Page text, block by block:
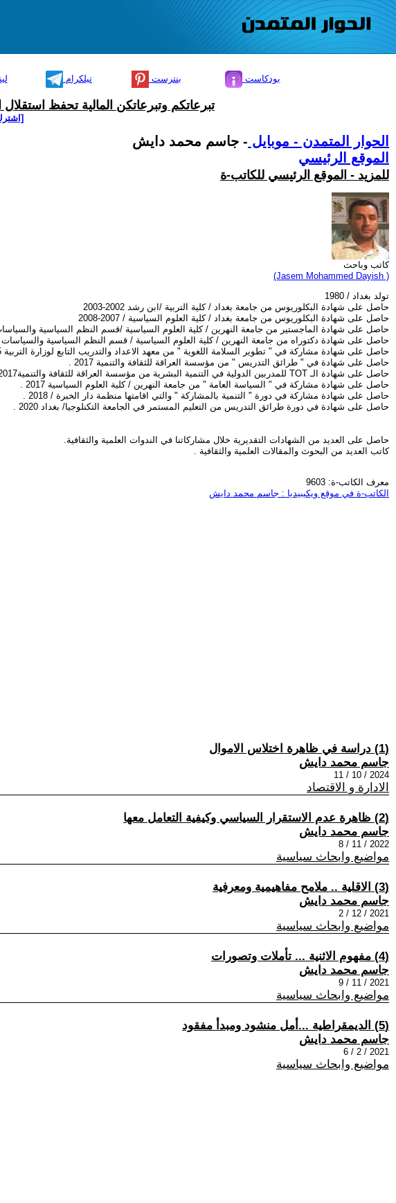
تيلكرام بنترست بودكاست
تبرعاتكم وتبرعاتكن المالية تحفظ
الحوار المتمدن - موبايل - جاسم محمد دايش
الموقع الرئيسي
للمزيد - الموقع الرئيسي للكاتب-ة
كاتب وباحث
(Jasem Mohammed Dayish )
تولد بغداد / 1980
حاصل على شهادة البكلوريوس من جامعة بغداد / كلية التربية /ابن رشد 2002-2003
حاصل على شهادة البكلوريوس من جامعة بغداد / كلية العلوم السياسية / 2007-2008
حاصل على شهادة الماجستير من جامعة النهرين / كلية العلوم السياسية /قسم النظم السياسية والسياسات
حاصل على شهادة دكتوراه من جامعة النهرين / كلية العلوم السياسية / قسم النظم السياسية والسياسات
حاصل على شهادة مشاركة في " تطوير السلامة اللغوية " من معهد الاعداد والتدريب التابع لوزارة التربية 2015 .
حاصل على شهادة في " طرائق التدريس " من مؤسسة العراقة للثقافة والتنمية 2017 .
حاصل على شهادة الـ TOT للمدربين الدولية في التنمية البشرية من مؤسسة العراقة للثقافة والتنمية2017 .
حاصل على شهادة مشاركة في " السياسة العامة " من جامعة النهرين / كلية العلوم السياسية 2017 .
حاصل على شهادة مشاركة في دورة " التنمية بالمشاركة " والتي اقامتها منظمة دار الخبرة / 2018 .
حاصل على شهادة في دورة طرائق التدريس من التعليم المستمر في الجامعة التكنلوجيا/ بغداد 2020 .
حاصل على العديد من الشهادات التقديرية خلال مشاركاتنا في الندوات العلمية والثقافية.
كاتب العديد من البحوث والمقالات العلمية والثقافية .
معرف الكاتب-ة: 9603
الكاتب-ة في موقع ويكيبيديا : جاسم محمد دايش
(1) دراسة في ظاهرة اختلاس الاموال
جاسم محمد دايش
2024 / 10 / 11
الادارة و الاقتصاد
(2) ظاهرة عدم الاستقرار السياسي وكيفية التعامل معها
جاسم محمد دايش
2022 / 11 / 8
مواضيع وابحاث سياسية
(3) الاقلية .. ملامح مفاهيمية ومعرفية
جاسم محمد دايش
2021 / 12 / 2
مواضيع وابحاث سياسية
(4) مفهوم الاثنية ... تأملات وتصورات
جاسم محمد دايش
2021 / 11 / 9
مواضيع وابحاث سياسية
(5) الديمقراطية ...أمل منشود ومبدأ مفقود
جاسم محمد دايش
2021 / 2 / 6
مواضيع وابحاث سياسية